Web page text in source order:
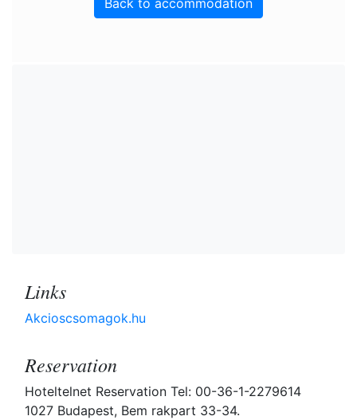
Back to accommodation
Links
Akcioscsomagok.hu
Reservation
Hoteltelnet Reservation Tel: 00-36-1-2279614
1027 Budapest, Bem rakpart 33-34.